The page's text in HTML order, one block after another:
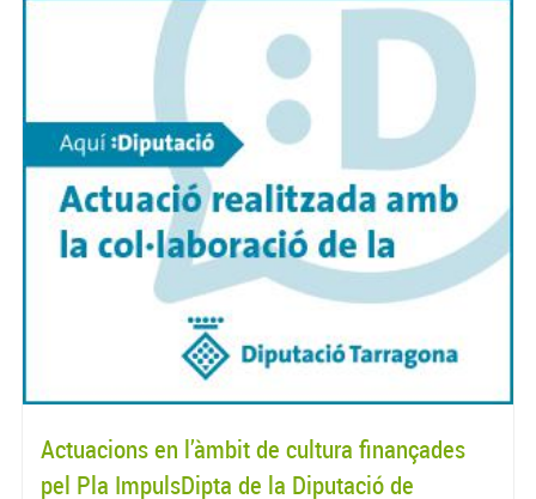
Actuacions en l’àmbit de cultura finançades
pel Pla ImpulsDipta de la Diputació de